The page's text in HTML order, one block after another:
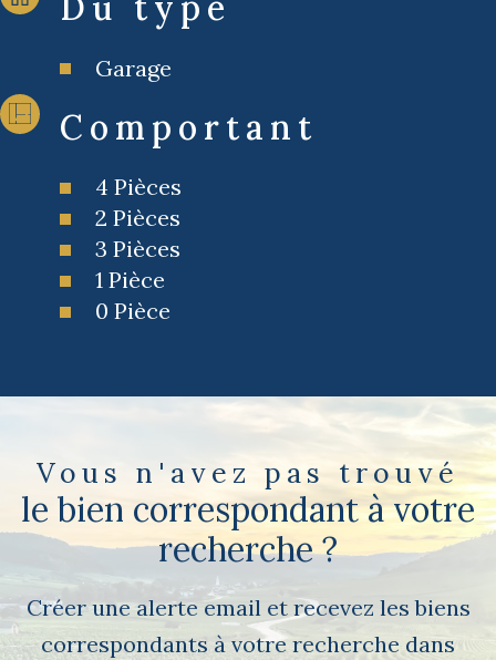
Garage
Comportant
4 Pièces
2 Pièces
3 Pièces
1 Pièce
0 Pièce
Vous n'avez pas trouvé
le bien correspondant à votre
recherche ?
Créer une alerte email et recevez les biens
correspondants à votre recherche dans